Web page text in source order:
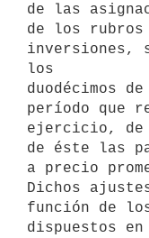
de las
de los rubros
inversiones,
los
duodécimos
período que
ejercicio, de
de éste las
a precio
Dichos
función de
dispuestos